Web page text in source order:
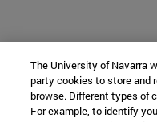
The University of Navarra
party cookies to store and
browse. Different types of
For example, to identify